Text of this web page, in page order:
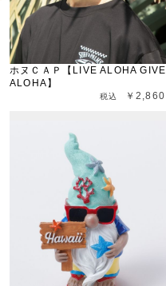
ホヌＣＡＰ【LIVE ALOHA GIVE
ALOHA】
￥2,860